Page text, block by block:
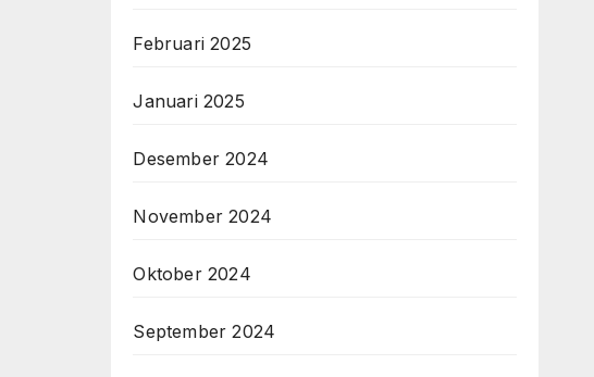
Februari 2025
Januari 2025
Desember 2024
November 2024
Oktober 2024
September 2024